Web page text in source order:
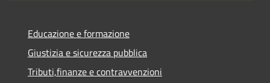
Educazione e formazione
Giustizia e sicurezza pubblica
Tributi,finanze e contravvenzioni